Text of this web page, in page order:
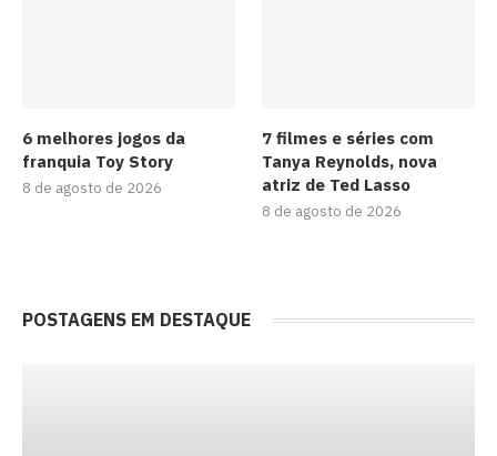
6 melhores jogos da
franquia Toy Story
8 de agosto de 2026
7 filmes e séries com
Tanya Reynolds, nova
atriz de Ted Lasso
8 de agosto de 2026
POSTAGENS EM DESTAQUE